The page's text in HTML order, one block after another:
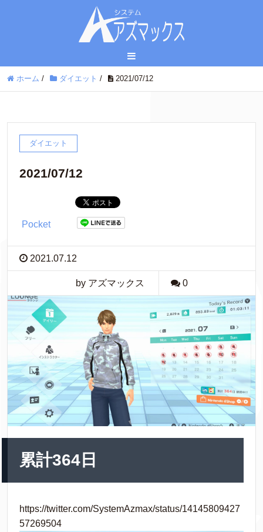
ホーム / ダイエット / 2021/07/12
ダイエット
2021/07/12
Pocket
2021.07.12
by アズマックス 0
累計364日
https://twitter.com/SystemAzmax/status/14145809427
57269504